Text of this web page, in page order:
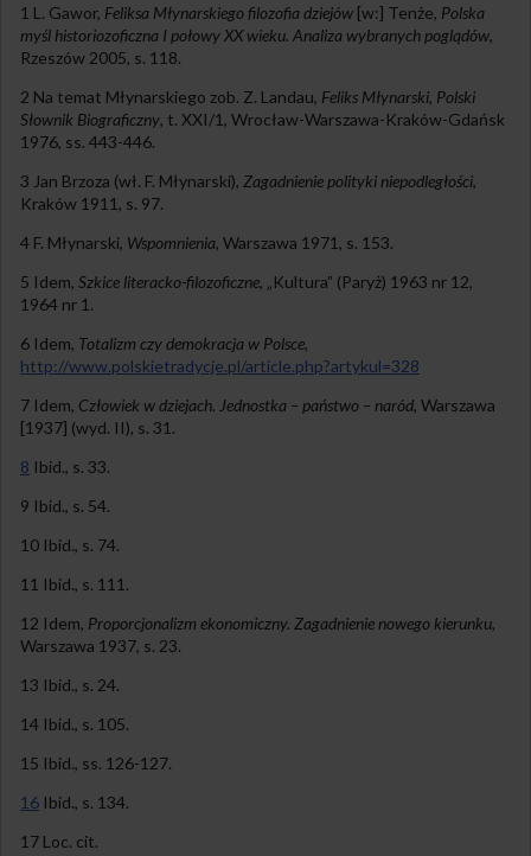
1 L. Gawor, Feliksa Młynarskiego filozofia dziejów [w:] Tenże, Polska
myśl historiozoficzna I połowy XX wieku. Analiza wybranych poglądów,
Rzeszów 2005, s. 118.
2 Na temat Młynarskiego zob. Z. Landau, Feliks Młynarski, Polski
Słownik Biograficzny, t. XXI/1, Wrocław-Warszawa-Kraków-Gdańsk
1976, ss. 443-446.
3 Jan Brzoza (wł. F. Młynarski), Zagadnienie polityki niepodległości,
Kraków 1911, s. 97.
4 F. Młynarski, Wspomnienia, Warszawa 1971, s. 153.
5 Idem, Szkice literacko-filozoficzne, „Kultura” (Paryż) 1963 nr 12,
1964 nr 1.
6 Idem, Totalizm czy demokracja w Polsce,
http://www.polskietradycje.pl/article.php?artykul=328
7 Idem, Człowiek w dziejach. Jednostka – państwo – naród, Warszawa
[1937] (wyd. II), s. 31.
8 Ibid., s. 33.
9 Ibid., s. 54.
10 Ibid., s. 74.
11 Ibid., s. 111.
12 Idem, Proporcjonalizm ekonomiczny. Zagadnienie nowego kierunku,
Warszawa 1937, s. 23.
13 Ibid., s. 24.
14 Ibid., s. 105.
15 Ibid., ss. 126-127.
16 Ibid., s. 134.
17 Loc. cit.